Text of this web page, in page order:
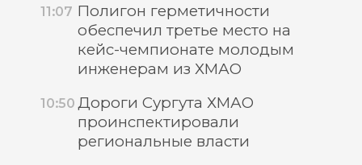
11:07 Полигон герметичности
обеспечил третье место на
кейс-чемпионате молодым
инженерам из ХМАО
10:50 Дороги Сургута ХМАО
проинспектировали
региональные власти